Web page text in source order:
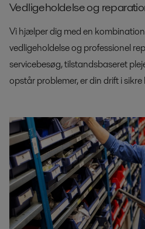
Vedligeholdelse og
Vi hjælper dig med en
vedligeholdelse og professionel
servicebesøg, tilstandsbaseret
opstår problemer, er din drift i